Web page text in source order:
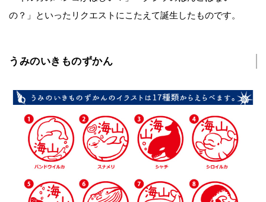
の？」といったリクエストにこたえて誕生したものです。
うみのいきものずかん